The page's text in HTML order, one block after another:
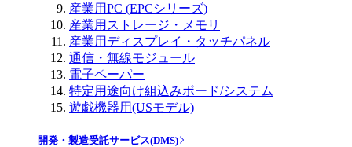
産業用PC (EPCシリーズ)
産業用ストレージ・メモリ
産業用ディスプレイ・タッチパネル
通信・無線モジュール
電子ペーパー
特定用途向け組込みボード/システム
遊戯機器用(USモデル)
開発・製造受託サービス(DMS)